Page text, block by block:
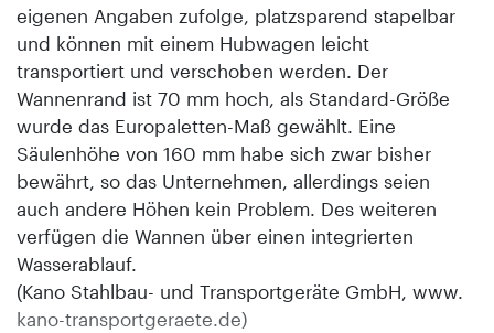
eigenen Angaben zufolge, platzsparend stapelbar
und können mit einem Hubwagen leicht
transportiert und verschoben werden. Der
Wannenrand ist 70 mm hoch, als Standard-Größe
wurde das Europaletten-Maß gewählt. Eine
Säulenhöhe von 160 mm habe sich zwar bisher
bewährt, so das Unternehmen, allerdings seien
auch andere Höhen kein Problem. Des weiteren
verfügen die Wannen über einen integrierten
Wasserablauf.
(Kano Stahlbau- und Transportgeräte GmbH, www.
kano-transportgeraete.de)